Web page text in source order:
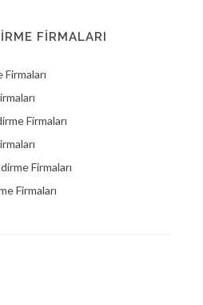
FIRMALARI
Firmaları
Firmaları
Firmaları